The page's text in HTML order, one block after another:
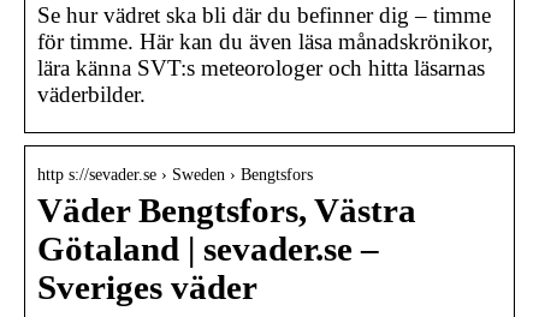
Se hur vädret ska bli där du befinner dig – timme
för timme. Här kan du även läsa månadskrönikor,
lära känna SVT:s meteorologer och hitta läsarnas
väderbilder.
http s://sevader.se › Sweden › Bengtsfors
Väder Bengtsfors, Västra
Götaland | sevader.se –
Sveriges väder